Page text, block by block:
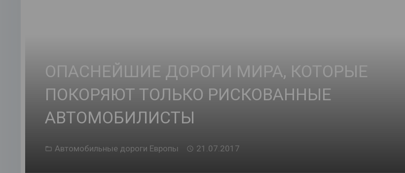
ОПАСНЕЙШИЕ ДОРОГИ МИРА, КОТОРЫЕ
ПОКОРЯЮТ ТОЛЬКО РИСКОВАННЫЕ
АВТОМОБИЛИСТЫ
Автомобильные дороги Европы 21.07.2017